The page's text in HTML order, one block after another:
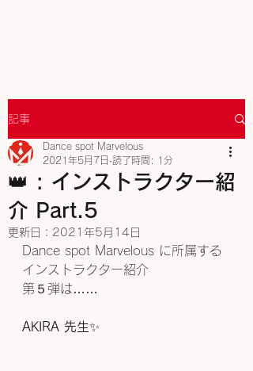
記事
👑 : インストラクター紹
介 Part.5
Dance spot Marvelous
2021年5月7日 読了時間: 1分
更新日： 2021年5月14日
Dance spot Marvelous に所属する
インストラクター紹介
第５弾は……
AKIRA 先生✨